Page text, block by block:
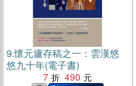
9.懷元廬存稿之一：雲漢悠
悠九十年(電子書)
7
490